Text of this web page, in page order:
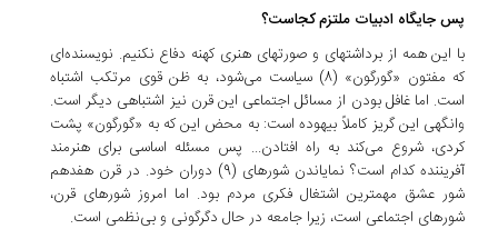
پس جایگاه ادبیات ملتزم کجاست؟
با این همه از برداشتهای و صورتهای هنری کهنه دفاع نکنیم. نویسنده‌ای
که مفتون «گورگون» (8) سیاست می‌شود، به ظن قوی مرتکب اشتباه
است. اما غافل بودن از مسائل اجتماعی این قرن نیز اشتباهی دیگر است.
وانگهی این گریز کاملاً بیهوده است: به محض این که به «گورگون» پشت
کردی، شروع می‌کند به راه افتادن... پس مسئله اساسی برای هنرمند
آفریننده کدام است؟ نمایاندن شورهای (9) دوران خود. در قرن هفدهم
شور عشق مهمترین اشتغال فکری مردم بود. اما امروز شورهای قرن،
شورهای اجتماعی است، زیرا جامعه در حال دگرگونی و بی‌نظمی است.